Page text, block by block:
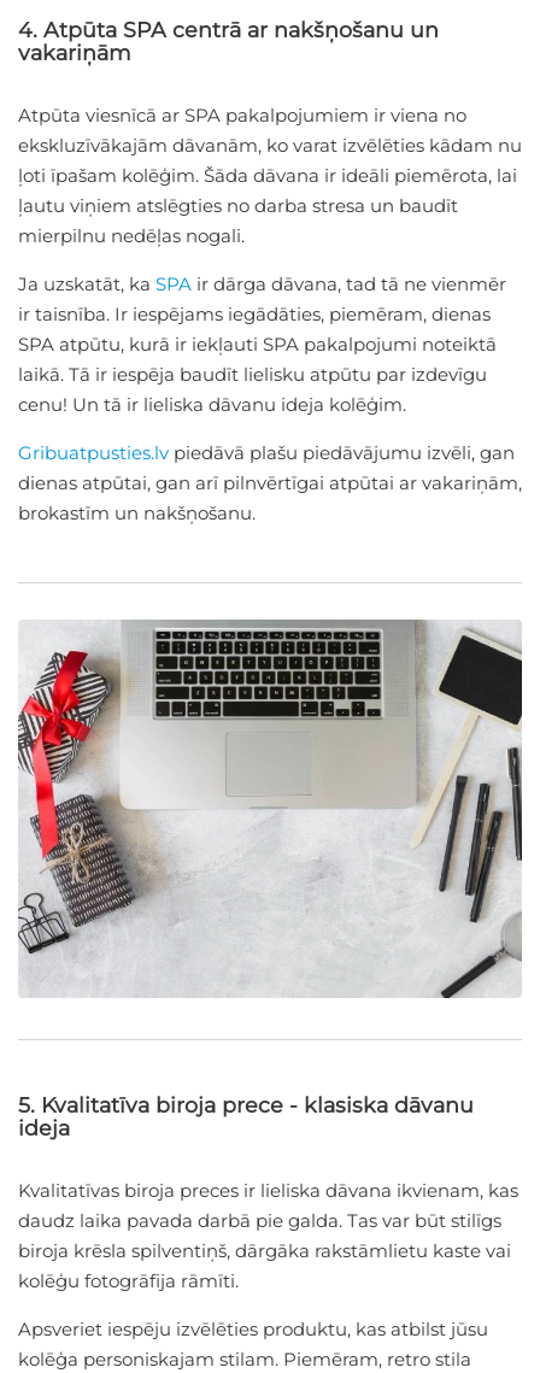
4. Atpūta SPA centrā ar nakšņošanu un
vakariņām
Atpūta viesnīcā ar SPA pakalpojumiem ir viena no
ekskluzīvākajām dāvanām, ko varat izvēlēties kādam nu
ļoti īpašam kolēģim. Šāda dāvana ir ideāli piemērota, lai
ļautu viņiem atslēgties no darba stresa un baudīt
mierpilnu nedēļas nogali.
Ja uzskatāt, ka SPA ir dārga dāvana, tad tā ne vienmēr
ir taisnība. Ir iespējams iegādāties, piemēram, dienas
SPA atpūtu, kurā ir iekļauti SPA pakalpojumi noteiktā
laikā. Tā ir iespēja baudīt lielisku atpūtu par izdevīgu
cenu! Un tā ir lieliska dāvanu ideja kolēģim.
Gribuatpusties.lv piedāvā plašu piedāvājumu izvēli, gan
dienas atpūtai, gan arī pilnvērtīgai atpūtai ar vakariņām,
brokastīm un nakšņošanu.
5. Kvalitatīva biroja prece - klasiska dāvanu
ideja
Kvalitatīvas biroja preces ir lieliska dāvana ikvienam, kas
daudz laika pavada darbā pie galda. Tas var būt stilīgs
biroja krēsla spilventiņš, dārgāka rakstāmlietu kaste vai
kolēģu fotogrāfija rāmīti.
Apsveriet iespēju izvēlēties produktu, kas atbilst jūsu
kolēģa personiskajam stilam. Piemēram, retro stila